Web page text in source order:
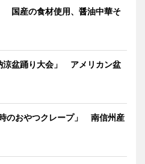
国産の食材使用、醤油中華そ
涼盆踊り大会」 アメリカン盆
のおやつクレープ」 南信州産